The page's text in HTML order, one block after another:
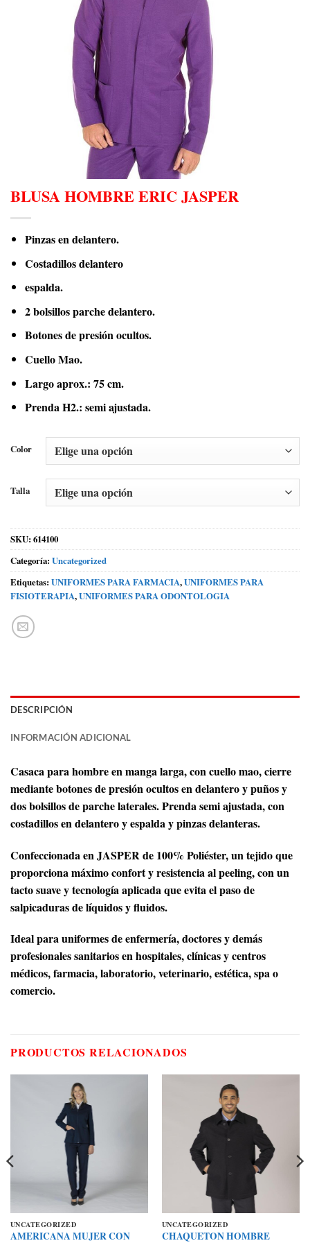
BLUSA HOMBRE ERIC JASPER
Pinzas en delantero.
Costadillos delantero
espalda.
2 bolsillos parche delantero.
Botones de presión ocultos.
Cuello Mao.
Largo aprox.: 75 cm.
Prenda H2.: semi ajustada.
Color
Talla
SKU: 614100
Categoría: Uncategorized
Etiquetas: UNIFORMES PARA FARMACIA,UNIFORMES PARA
FISIOTERAPIA,UNIFORMES PARA ODONTOLOGIA
DESCRIPCIÓN
INFORMACIÓN ADICIONAL
Casaca para hombre en manga larga, con cuello mao, cierre
mediante botones de presión ocultos en delantero y puños y
dos bolsillos de parche laterales. Prenda semi ajustada, con
costadillos en delantero y espalda y pinzas delanteras.
Confeccionada en JASPER de 100% Poliéster, un tejido que
proporciona máximo confort y resistencia al peeling, con un
tacto suave y tecnología aplicada que evita el paso de
salpicaduras de líquidos y fluidos.
Ideal para uniformes de enfermería, doctores y demás
profesionales sanitarios en hospitales, clínicas y centros
médicos, farmacia, laboratorio, veterinario, estética, spa o
comercio.
PRODUCTOS RELACIONADOS
UNCATEGORIZED
AMERICANA MUJER CON
UNCATEGORIZED
CHAQUETON HOMBRE